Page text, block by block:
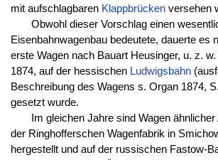
mit aufschlagbaren Klappbrückenversehen
Obwohl dieser Vorschlag einen
Eisenbahnwagenbau bedeutete, dauerte es
erste Wagen nach Bauart Heusinger, u. z.
1874, auf der hessischen Ludwigsbahn
Beschreibung des Wagens s. Organ 1874,
gesetzt wurde.
Im gleichen Jahre sind Wagen
der Ringhofferschen Wagenfabrik in
hergestellt und auf der russischen Fastow-